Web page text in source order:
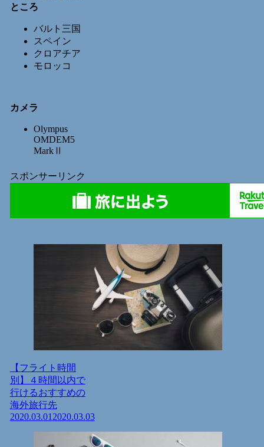
ところ
バルト三国
スペイン
クロアチア
モロッコ
カメラ
Olympus
OMDEM5
MarkⅡ
スポンサーリンク
【フライト時間
別】４時間以内で
行けるおすすめの
海外旅行先
2020.03.012020.03.03